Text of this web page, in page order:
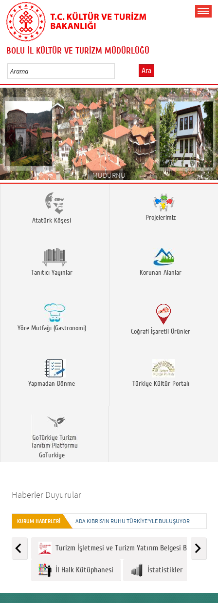
BOLU İL KÜLTÜR VE TURİZM MÜDÜRLÜĞÜ
Ara
MUDURNU
Atatürk Köşesi Projelerimiz
Tanıtıcı Yayınlar Korunan Alanlar
Yöre Mutfağı (Gastronomi) Coğrafi İşaretli Ürünler
Yapmadan Dönme Türkiye Kültür Portalı
GoTurkiye
Haberler Duyurular
KURUM HABERLERİ ADA KIBRIS’IN RUHU TÜRKİYE’YLE BULUŞUYOR
Turizm İşletmesi ve Turizm Yatırım Belgesi
İl Halk Kütüphanesi İstatistikler